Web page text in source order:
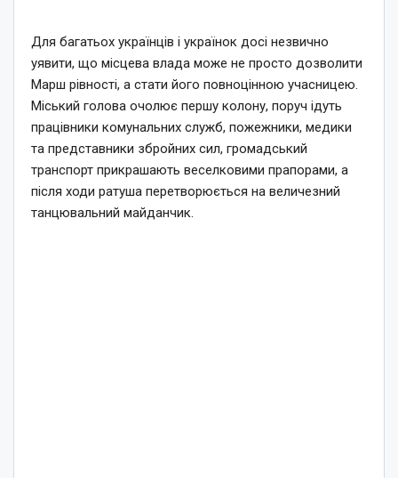
Для багатьох українців і українок досі незвично
уявити, що місцева влада може не просто дозволити
Марш рівності, а стати його повноцінною учасницею.
Міський голова очолює першу колону, поруч ідуть
працівники комунальних служб, пожежники, медики
та представники збройних сил, громадський
транспорт прикрашають веселковими прапорами, а
після ходи ратуша перетворюється на величезний
танцювальний майданчик.